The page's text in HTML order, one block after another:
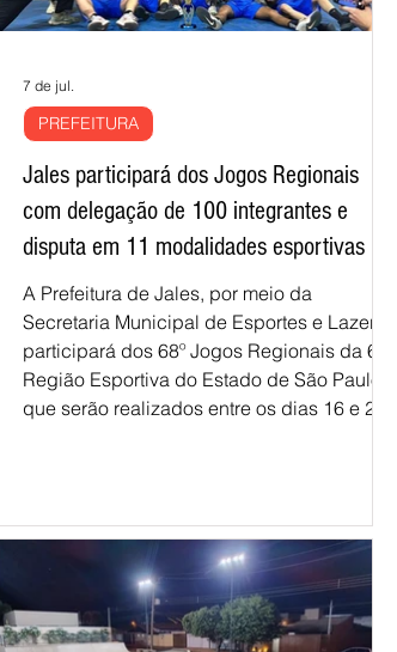
Jales participará dos Jogos Regionais
com delegação de 100 integrantes e
disputa em 11 modalidades esportivas
A Prefeitura de Jales, por meio da
Secretaria Municipal de Esportes e Lazer,
participará dos 68º Jogos Regionais da 6ª
Região Esportiva do Estado de São Paulo,
que serão realizados entre os dias 16 e 26
dirigentes, sob a chefia de João Roberto da
Rocha (Porquinho). Parte da equipe
embarca para Penápolis na manhã do dia
15 de julho, enquanto o alojamento da
delegaçã
PREFEITURA
7 de jul.